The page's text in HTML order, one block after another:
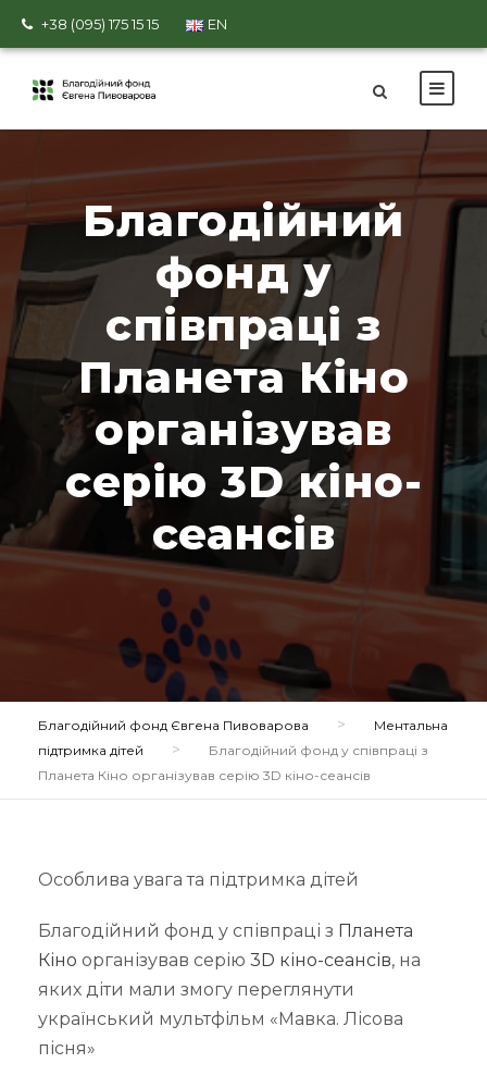
+38 (095) 175 15 15 EN
Благодійний
фонд у
співпраці з
Планета Кіно
організував
серію 3D кіно-
сеансів
Благодійний фонд Євгена Пивоварова >
Ментальна
підтримка дітей
>
Благодійний фонд у співпраці з
Планета Кіно організував серію 3D кіно-сеансів
Особлива увага та підтримка дітей
Благодійний фонд у співпраці з Планета
Кіно організував серію 3D кіно-сеансів, на
яких діти мали змогу переглянути
український мультфільм «Мавка. Лісова
пісня»